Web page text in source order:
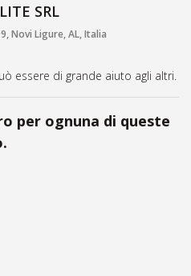
SRL
Novi Ligure, AL, Italia
essere di grande aiuto agli altri.
per ognuna di queste